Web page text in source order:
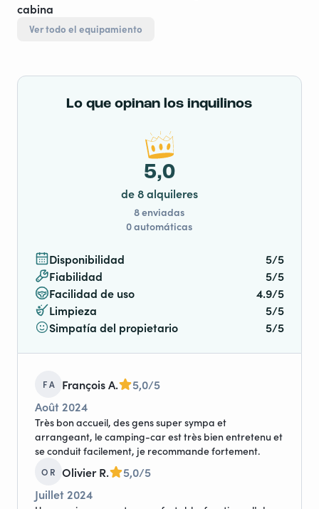
cabina
Ver todo el equipamiento
Lo que opinan los inquilinos
Disponibilidad
5/5
Fiabilidad
5/5
Facilidad de uso
4.9/5
Limpieza
5/5
Simpatía del propietario
5/5
5,0
de 8 alquileres
8 enviadas
0 automáticas
F A François A.
5,0/5
Août 2024
Très bon accueil, des gens super sympa et
arrangeant, le camping-car est très bien entretenu et
se conduit facilement, je recommande fortement.
O R Olivier R.
5,0/5
Juillet 2024